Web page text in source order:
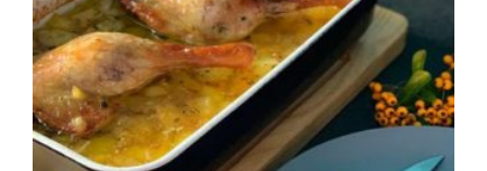
AUTRES
ACCOMPAGNEMENTS